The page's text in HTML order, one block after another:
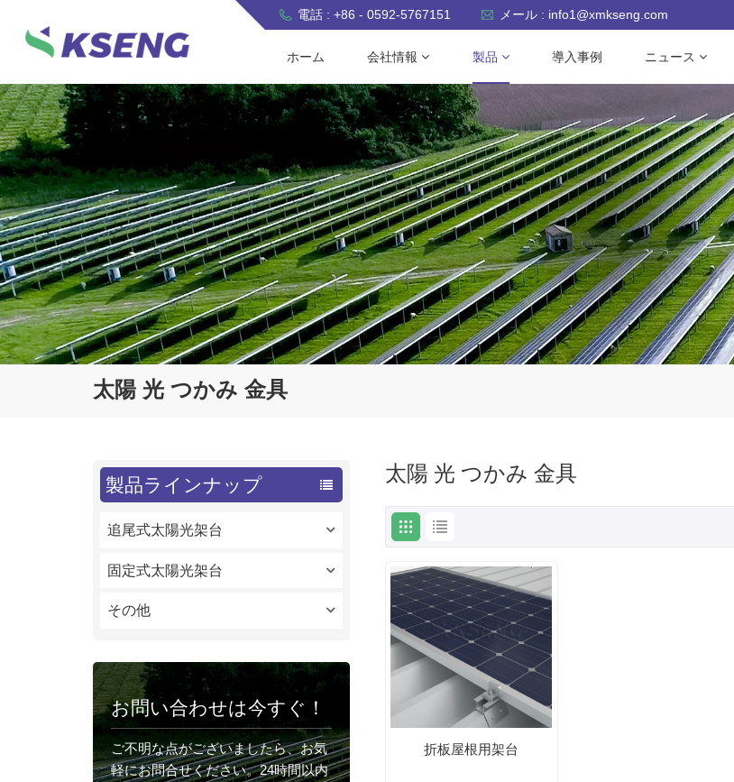
電話 : +86 - 0592-5767151 メール : info1@xmkseng.com
ホーム 会社情報 製品 導入事例 ニュース
太陽 光 つかみ 金具
製品ラインナップ
追尾式太陽光架台
固定式太陽光架台
その他
お問い合わせは今すぐ！
ご不明な点がございましたら、お気
軽にお問合せください。24時間以内
太陽 光 つかみ 金具
折板屋根用架台